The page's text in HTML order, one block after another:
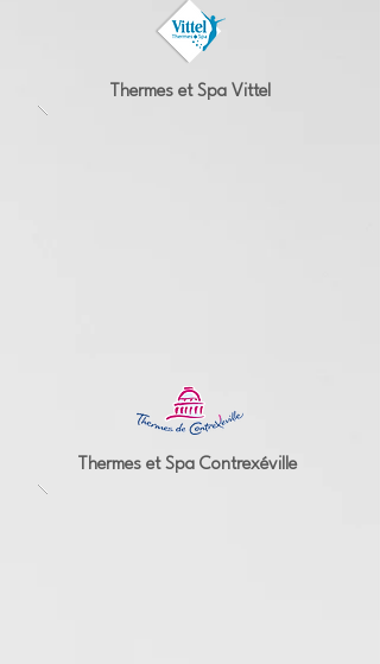
Thermes et Spa Vittel
Thermes et Spa Contrexéville